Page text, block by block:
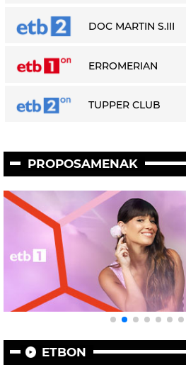
DOC MARTIN S.III
ERROMERIAN
TUPPER CLUB
PROPOSAMENAK
ETBON